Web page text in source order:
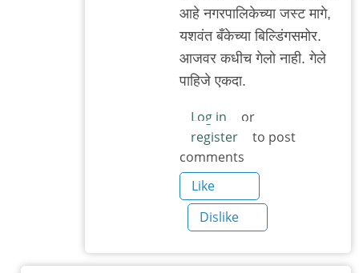
नक्की
बादवे
दाह
आहे नगरपालिकेच्या जस्ट मागे,
यशवंत बँकेच्या बिल्डिंगसमोर.
आजवर कधीच गेलो नाही. गेले
पाहिजे एकदा.
Log in
or
register
to post
comments
Like
Dislike